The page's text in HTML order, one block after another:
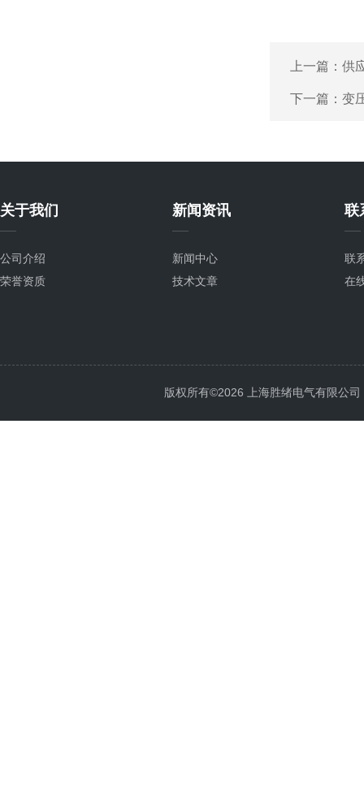
上一篇： 供
下一篇： 变
关于我们
公司介绍
荣誉资质
新闻资讯
新闻中心
技术文章
联
联
在
版权所有©2026 上海胜绪电气有限公